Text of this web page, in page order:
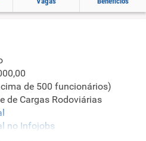
de 500 funcionários)
de Cargas Rodoviárias
no Infojobs